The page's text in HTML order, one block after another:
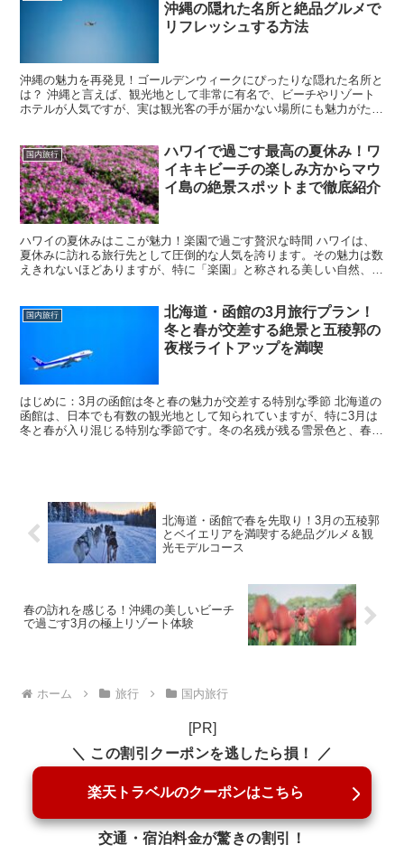
沖縄の隠れた名所と絶品グルメで
リフレッシュする方法
沖縄の魅力を再発見！ゴールデンウィークにぴったりな隠れた名所と
は？ 沖縄と言えば、観光地として非常に有名で、ビーチやリゾート
ホテルが人気ですが、実は観光客の手が届かない場所にも魅力がたく
国内旅行
ハワイで過ごす最高の夏休み！ワ
イキキビーチの楽しみ方からマウ
イ島の絶景スポットまで徹底紹介
ハワイの夏休みはここが魅力！楽園で過ごす贅沢な時間 ハワイは、
夏休みに訪れる旅行先として圧倒的な人気を誇ります。その魅力は数
えきれないほどありますが、特に「楽園」と称される美しい自然、ア
国内旅行
北海道・函館の3月旅行プラン！
冬と春が交差する絶景と五稜郭の
夜桜ライトアップを満喫
はじめに：3月の函館は冬と春の魅力が交差する特別な季節 北海道の
函館は、日本でも有数の観光地として知られていますが、特に3月は
冬と春が入り混じる特別な季節です。冬の名残が残る雪景色と、春の
北海道・函館で春を先取り！3月の五稜郭
とベイエリアを満喫する絶品グルメ＆観
光モデルコース
春の訪れを感じる！沖縄の美しいビーチ
で過ごす3月の極上リゾート体験
ホーム 旅行 国内旅行
[PR]
＼ この割引クーポンを逃したら損！ ／
楽天トラベルのクーポンはこちら
交通・宿泊料金が驚きの割引！